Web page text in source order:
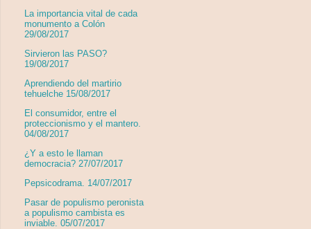
La importancia vital de cada
monumento a Colón
29/08/2017
Sirvieron las PASO?
19/08/2017
Aprendiendo del martirio
tehuelche 15/08/2017
El consumidor, entre el
proteccionismo y el mantero.
04/08/2017
¿Y a esto le llaman
democracia? 27/07/2017
Pepsicodrama. 14/07/2017
Pasar de populismo peronista
a populismo cambista es
inviable. 05/07/2017